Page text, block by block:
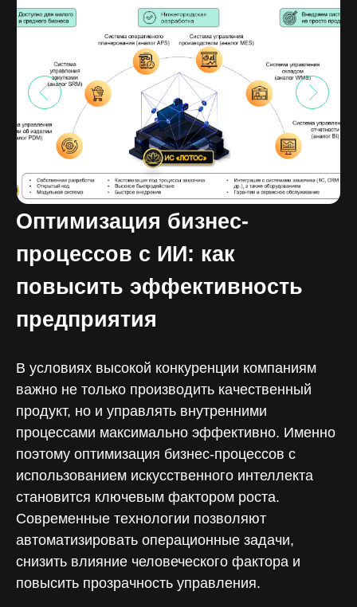
Оптимизация бизнес-
процессов с ИИ: как
повысить эффективность
предприятия
В условиях высокой конкуренции компаниям
важно не только производить качественный
продукт, но и управлять внутренними
процессами максимально эффективно. Именно
поэтому оптимизация бизнес-процессов с
использованием искусственного интеллекта
становится ключевым фактором роста.
Современные технологии позволяют
автоматизировать операционные задачи,
снизить влияние человеческого фактора и
повысить прозрачность управления.